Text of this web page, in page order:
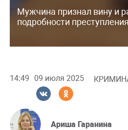
Мужчина признал вину и
подробности преступления
14:49 09 июля 2025
Ариша Гаранина